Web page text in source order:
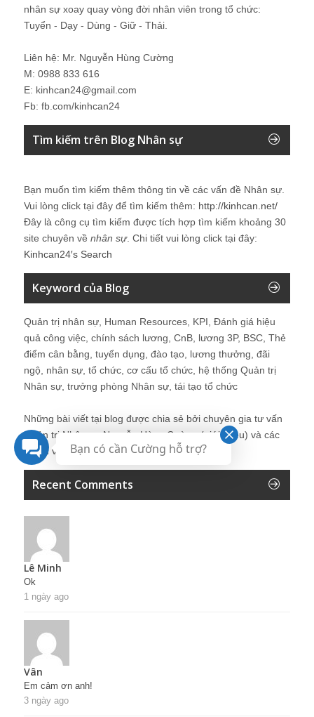
nhân sự xoay quay vòng đời nhân viên trong tổ chức:
Tuyển - Dạy - Dùng - Giữ - Thải.
Liên hệ: Mr. Nguyễn Hùng Cường
M: 0988 833 616
E: kinhcan24@gmail.com
Fb: fb.com/kinhcan24
Tìm kiếm trên Blog Nhân sự
Bạn muốn tìm kiếm thêm thông tin về các vấn đề Nhân sự.
Vui lòng click tại đây để tìm kiếm thêm: http://kinhcan.net/
Đây là công cụ tìm kiếm được tích hợp tìm kiếm khoảng 30
site chuyên về nhân sự. Chi tiết vui lòng click tại đây:
Kinhcan24′s Search
Keyword của Blog
Quản trị nhân sự, Human Resources, KPI, Đánh giá hiệu
quả công việc, chính sách lương, CnB, lương 3P, BSC, Thẻ
điểm cân bằng, tuyển dụng, đào tạo, lương thưởng, đãi
ngộ, nhân sự, tổ chức, cơ cấu tổ chức, hệ thống Quản trị
Nhân sự, trưởng phòng Nhân sự, tái tạo tổ chức
Những bài viết tại blog được chia sẻ bởi chuyên gia tư vấn
Quản trị Nhân sự Nguyễn Hùng Cường (giới thiệu) và các
thành viên khác trong cộng đồng Nhân sự.
Recent Comments
Lê Minh
Ok
1 ngày ago
Vân
Em cảm ơn anh!
3 ngày ago
Bạn có cần Cường hỗ trợ?